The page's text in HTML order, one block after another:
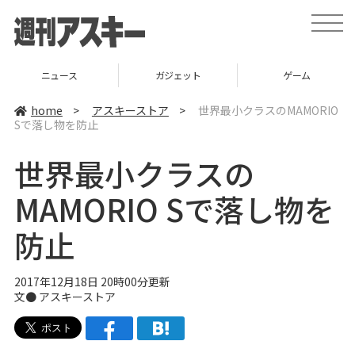
t
o
v
n
ニュース ガジェット ゲーム
home > アスキーストア >
世界最小クラスのMAMORIO
Sで落し物を防止
世界最小クラスの
MAMORIO Sで落し物を
防止
2017年12月18日 20時00分更新
文● アスキーストア